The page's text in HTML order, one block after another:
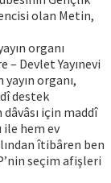
olan Metin,
organı
– Devlet Yayınevi
organı,
destek
için maddî
ile hem ev
îtibâren ben
seçim afişleri